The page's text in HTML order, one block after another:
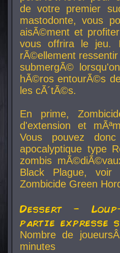
de votre premier
mastodonte, vous
aisÃ©ment et
vous offrira le jeu.
rÃ©ellement
submergÃ©
hÃ©ros entourÃ©s
les cÃ´tÃ©s.
En prime,
d'extension et
Vous pouvez
apocalyptique type
zombis
Black Plague,
Zombicide Green
Dessert -
partie expresse
Nombre de
minutes